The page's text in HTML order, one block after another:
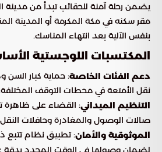
يضمن رحلة آمنة للحقائب تبدأ من مدينة
مقر سكنه في مكة المكرمة أو المدينة
بنفس الآلية بعد انتهاء المناسك.
المكتسبات اللوجستية
دعم الفئات الخاصة: حماية كبار السن
نقل الأمتعة في محطات التوقف
التنظيم الميداني: القضاء على ظاهرة
صالات الوصول والمغادرة وحافلات النقل
الموثوقية والأمان: تطبيق نظام تتبع
لضمان وصولها في الوقت المحدد بدقة